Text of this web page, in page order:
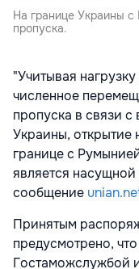
На границе Украины
пропуска.
"Учитывая
численное
пропуска в связи
Украины, открытие
границе с
является
сообщение
Принятым
предусмотрено,
Гостаможслужбой